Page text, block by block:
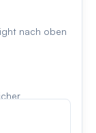
nach oben